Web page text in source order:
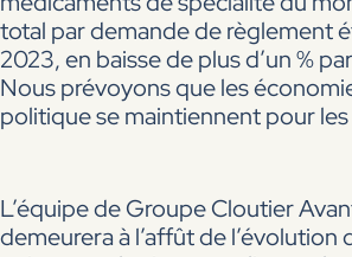
total par demande de règlement
2023, en baisse de plus d’un %
Nous prévoyons que les
politique se maintiennent pour les
L’équipe de Groupe Cloutier
demeurera à l’affût de l’évolution